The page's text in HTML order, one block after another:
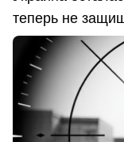
теперь не